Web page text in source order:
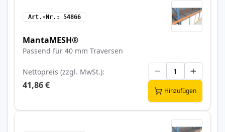
Art.-Nr. 54866
MantaMESH®
Passend für 40 mm Traversen
Nettopreis (zzgl. MwSt.)
41,86 €
Hinzufügen